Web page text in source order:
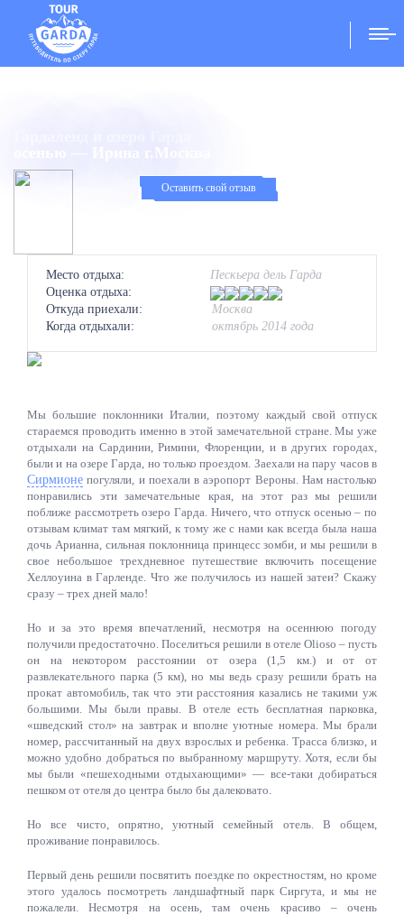
Оставить свой отзыв
Место отдыха:
Оценка отдыха:
Пескьера дель Гарда
Откуда приехали:
Москва
Когда отдыхали:
октябрь 2014 года
Мы большие поклонники Италии, поэтому каждый свой отпуск
стараемся проводить именно в этой замечательной стране. Мы уже
отдыхали на Сардинии, Римини, Флоренции, и в других городах,
были и на озере Гарда, но только проездом. Заехали на пару часов в
Сирмионе погуляли, и поехали в аэропорт Вероны. Нам настолько
понравились эти замечательные края, на этот раз мы решили
поближе рассмотреть озеро Гарда. Ничего, что отпуск осенью – по
отзывам климат там мягкий, к тому же с нами как всегда была наша
дочь Арианна, сильная поклонница принцесс зомби, и мы решили в
свое небольшое трехдневное путешествие включить посещение
Хеллоуина в Гарленде. Что же получилось из нашей затеи? Скажу
сразу – трех дней мало!
Но и за это время впечатлений, несмотря на осеннюю погоду
получили предостаточно. Поселиться решили в отеле Olioso – пусть
он на некотором расстоянии от озера (1,5 км.) и от от
развлекательного парка (5 км), но мы ведь сразу решили брать на
прокат автомобиль, так что эти расстояния казались не такими уж
большими. Мы были правы. В отеле есть бесплатная парковка,
«шведский стол» на завтрак и вполне уютные номера. Мы брали
номер, рассчитанный на двух взрослых и ребенка. Трасса близко, и
можно удобно добраться по выбранному маршруту. Хотя, если бы
мы были «пешеходными отдыхающими» — все-таки добираться
пешком от отеля до центра было бы далековато.
Но все чисто, опрятно, уютный семейный отель. В общем,
проживание понравилось.
Первый день решили посвятить поездке по окрестностям, но кроме
этого удалось посмотреть ландшафтный парк Сиргута, и мы не
пожалели. Несмотря на осень, там очень красиво – очень